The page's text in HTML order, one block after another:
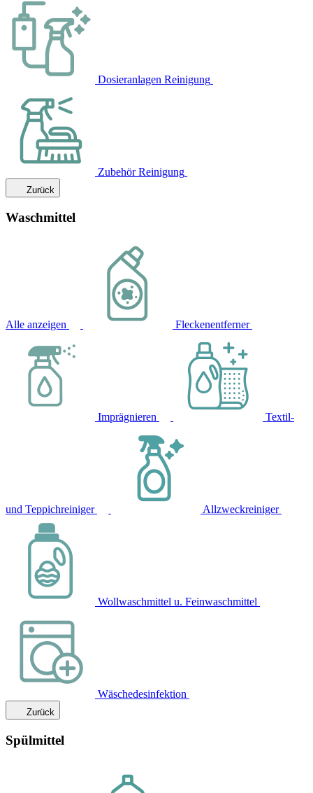
Dosieranlagen Reinigung
Zubehör Reinigung
Zurück
Waschmittel
Alle anzeigen Fleckenentferner
Imprägnieren Textil-
und Teppichreiniger Allzweckreiniger
Wollwaschmittel u. Feinwaschmittel
Wäschedesinfektion
Zurück
Spülmittel